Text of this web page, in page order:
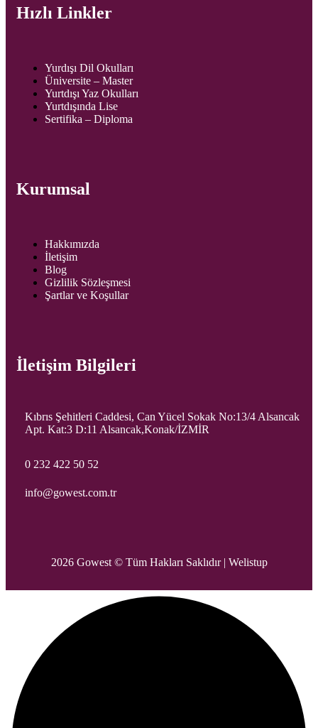
Hızlı Linkler
Yurdışı Dil Okulları
Üniversite – Master
Yurtdışı Yaz Okulları
Yurtdışında Lise
Sertifika – Diploma
Kurumsal
Hakkımızda
İletişim
Blog
Gizlilik Sözleşmesi
Şartlar ve Koşullar
İletişim Bilgileri
Kıbrıs Şehitleri Caddesi, Can Yücel Sokak No:13/4 Alsancak
Apt. Kat:3 D:11 Alsancak,Konak/İZMİR
0 232 422 50 52
info@gowest.com.tr
2026 Gowest © Tüm Hakları Saklıdır | Welistup